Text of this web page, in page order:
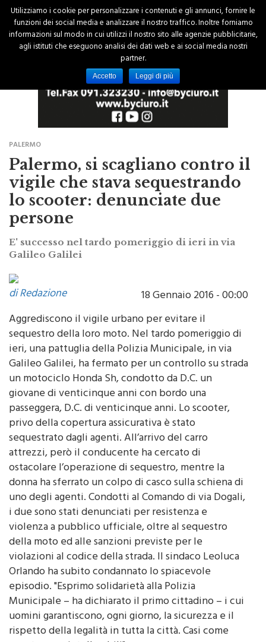
PALERMO
Palermo, si scagliano contro il
vigile che stava sequestrando
lo scooter: denunciate due
persone
E' successo nel tardo pomeriggio di ieri in via
Galileo Galilei
di Redazione
Aggrediscono il vigile urbano per evitare il
sequestro della loro moto. Nel tardo pomeriggio di
ieri, una pattuglia della Polizia Municipale, in via
Galileo Galilei, ha fermato per un controllo su strada
un motociclo Honda Sh, condotto da D.C. un
giovane di venticinque anni con bordo una
passeggera, D.C. di venticinque anni. Lo scooter,
privo della copertura assicurativa è stato
sequestrato dagli agenti. All’arrivo del carro
attrezzi, però il conducente ha cercato di
ostacolare l’operazione di sequestro, mentre la
donna ha sferrato un colpo di casco sulla schiena di
uno degli agenti. Condotti al Comando di via Dogali,
i due sono stati denunciati per resistenza e
violenza a pubblico ufficiale, oltre al sequestro
della moto ed alle sanzioni previste per le
violazioni al codice della strada. Il sindaco Leoluca
Orlando ha subito condannato lo spiacevole
episodio. "Esprimo solidarietà alla Polizia
Municipale – ha dichiarato il primo cittadino – i cui
uomini garantiscono, ogni giorno, la sicurezza e il
rispetto della legalità in tutta la città. Casi come
questo sono intollerabili".
Utilizziamo i cookie per personalizzare i contenuti e gli annunci, fornire le
funzioni dei social media e analizzare il nostro traffico. Inoltre forniamo
informazioni sul modo in cui utilizzi il nostro sito alle agenzie pubblicitarie,
agli istituti che eseguono analisi dei dati web e ai social media nostri
partner.
Accetto Leggi di più